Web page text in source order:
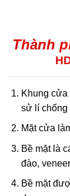
Thành
Khung
sử lí chống
Mặt cửa
Bề mặt là
đào,
Bề mặt